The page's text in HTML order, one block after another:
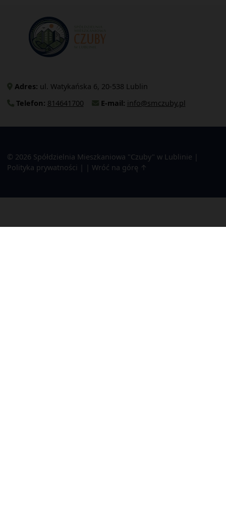
Adres: ul. Watykańska 6, 20-538 Lublin
Telefon: 814641700 E-mail: info@smczuby.pl
© 2026 Spółdzielnia Mieszkaniowa "Czuby" w Lublinie
Polityka prywatności
Wróć na górę ↑